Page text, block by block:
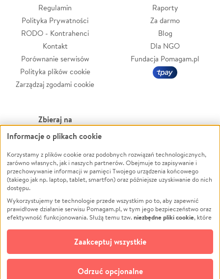
Regulamin
Polityka Prywatności
RODO - Kontrahenci
Kontakt
Porównanie serwisów
Polityka plików cookie
Zarządzaj zgodami cookie
Raporty
Za darmo
Blog
Dla NGO
Fundacja Pomagam.pl
Zbieraj na
Leczenie
Zwierzęta
Pożar
Ukraina
Pomoc Finansowa
Projekty
Pogrzeb
Społeczność lokalna
Kultura
Powódź
Wichura
NGO
Edukacja
Podróż
Impreza
Ochrona środowiska
Biznes
Informacje o plikach cookie
Korzystamy z plików cookie oraz podobnych rozwiązań technologicznych,
zarówno własnych, jak i naszych partnerów. Obejmuje to zapisywanie i
przechowywanie informacji w pamięci Twojego urządzenia końcowego
(takiego jak np. laptop, tablet, smartfon) oraz późniejsze uzyskiwanie do nich
dostępu.
Wykorzystujemy te technologie przede wszystkim po to, aby zapewnić
prawidłowe działanie serwisu Pomagam.pl, w tym jego bezpieczeństwo oraz
efektywność funkcjonowania. Służą temu tzw.niezbędne pliki cookie, które
opcjonalnych plików cookie
technologii do celów analitycznych i retargetingowych. Możesz wyrazić
zgodę na ich stosowanie lub jej odmówić. W dowolnym momencie masz
możliwość zmiany swoich preferencji na stronie „Zarządzaj zgodami cookie”,
do której link znajdziesz w stopce serwisu Pomagam.pl. Opcjonalne pliki
Odrzuć opcjonalne
Zaakceptuj wszystkie